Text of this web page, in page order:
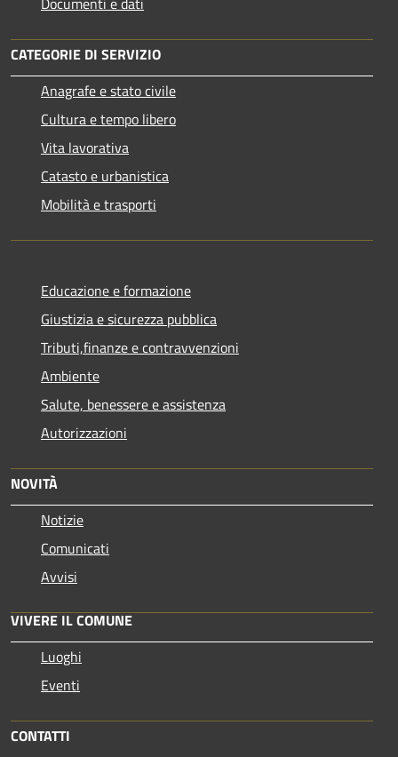
CATEGORIE DI SERVIZIO
Anagrafe e stato civile
Cultura e tempo libero
Vita lavorativa
Catasto e urbanistica
Mobilità e trasporti
Educazione e formazione
Giustizia e sicurezza pubblica
Tributi,finanze e contravvenzioni
Ambiente
Salute, benessere e assistenza
Autorizzazioni
NOVITÀ
Notizie
Comunicati
Avvisi
VIVERE IL COMUNE
Luoghi
Eventi
CONTATTI